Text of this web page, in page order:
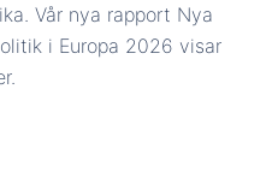
Vår nya rapport Nya
i Europa 2026 visar